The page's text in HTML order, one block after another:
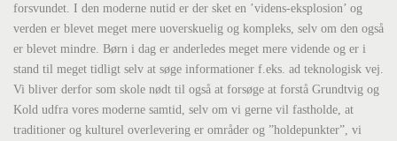
forsvundet. I den moderne nutid er der sket en ’videns-eksplosion’ og
verden er blevet meget mere uoverskuelig og kompleks, selv om den også
er blevet mindre. Børn i dag er anderledes meget mere vidende og er i
stand til meget tidligt selv at søge informationer f.eks. ad teknologisk vej.
Vi bliver derfor som skole nødt til også at forsøge at forstå Grundtvig og
Kold udfra vores moderne samtid, selv om vi gerne vil fastholde, at
traditioner og kulturel overlevering er områder og ”holdepunkter”, vi